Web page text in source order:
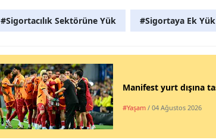
#Sigortacılık Sektörüne Yük #Sigortaya Ek Yük
Manifest yurt dışına
#Yaşam / 04 Ağustos 2026